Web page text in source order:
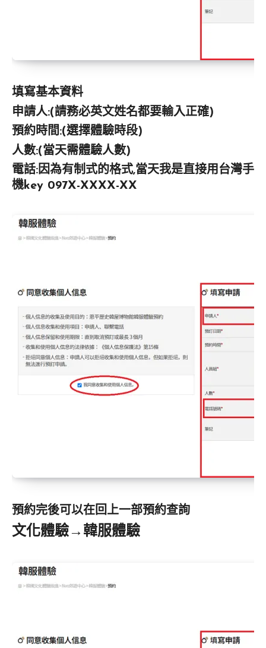
填寫基本資料
申請人:(請務必英文姓名都要輸入正確)
預約時間:(選擇體驗時段)
人數:(當天需體驗人數)
電話:因為有制式的格式,當天我是直接用台灣手
機key 097X-XXXX-XX
預約完後可以在回上一部預約查詢
文化體驗→韓服體驗